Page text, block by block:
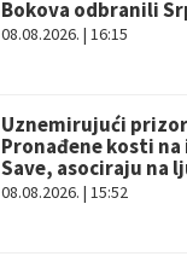
Bokova odbranili
08.08.2026. | 16:15
Uznemirujući
Pronađene kosti
Save, asociraju na
08.08.2026. | 15:52